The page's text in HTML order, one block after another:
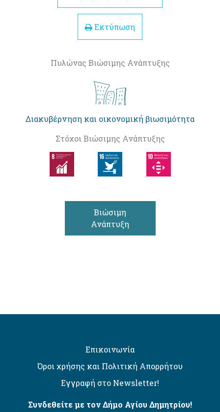
Εκτύπωση
Πυλώνας Βιώσιμης Ανάπτυξης
Διακυβέρνηση και οικονομική βιωσιμότητα
Στόχοι Βιώσιμης Ανάπτυξης
Βιώσιμη
Ανάπτυξη
Επικοινωνία
Όροι χρήσης και Πολιτική Απορρήτου
Εγγραφή στο Newsletter!
Συνδεθείτε με τον Δήμο Αγίου Δημητρίου!